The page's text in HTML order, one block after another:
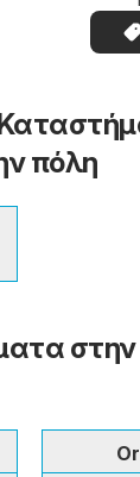
πόλη